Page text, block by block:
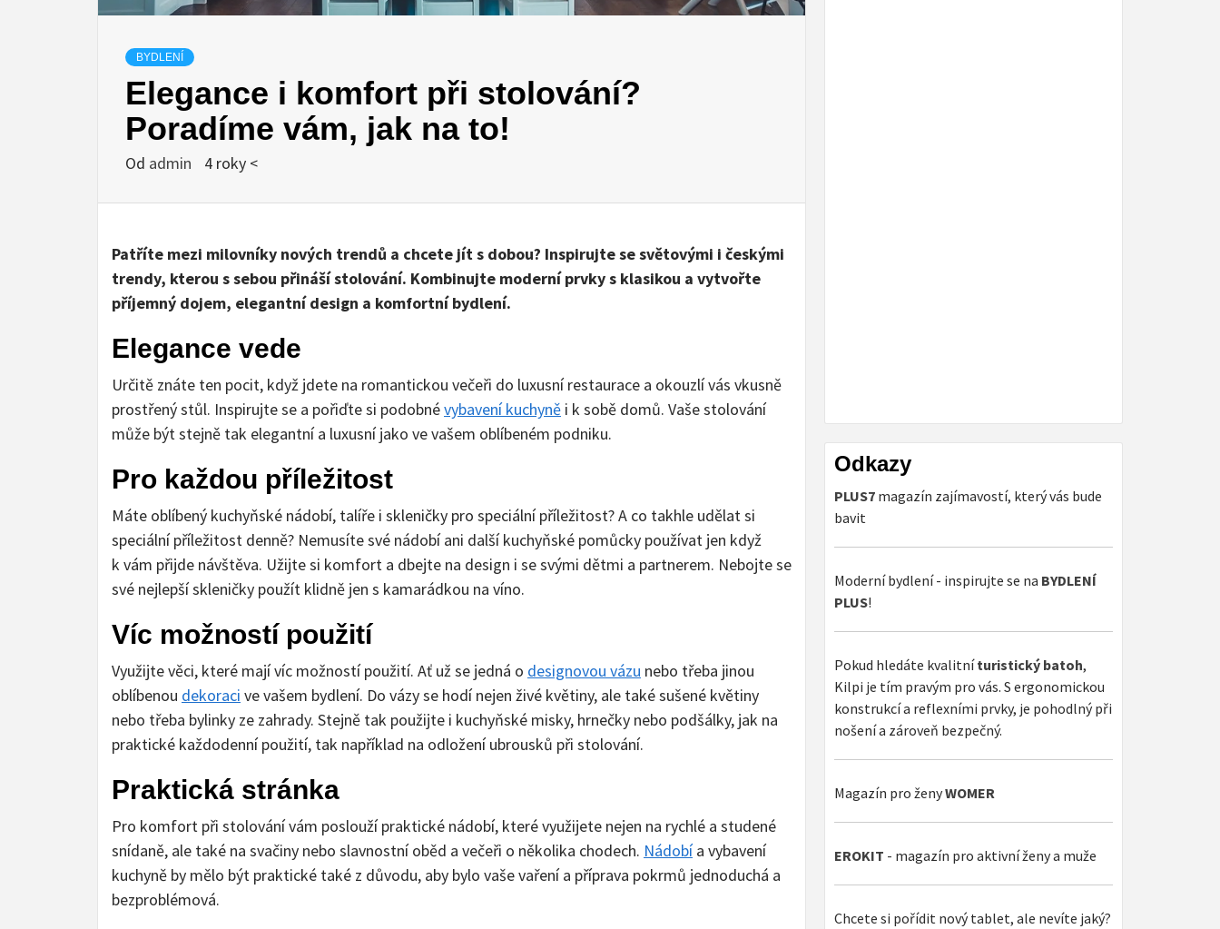
BYDLENÍ
Elegance i komfort při stolování?
Poradíme vám, jak na to!
Od admin 4 roky <
Patříte mezi milovníky nových trendů a chcete jít s dobou? Inspirujte se světovými i českými
trendy, kterou s sebou přináší stolování. Kombinujte moderní prvky s klasikou a vytvořte
příjemný dojem, elegantní design a komfortní bydlení.
Elegance vede
Určitě znáte ten pocit, když jdete na romantickou večeři do luxusní restaurace a okouzlí vás vkusně
prostřený stůl. Inspirujte se a pořiďte si podobnévybavení kuchyně i k sobě domů. Vaše stolování
může být stejně tak elegantní a luxusní jako ve vašem oblíbeném podniku.
Pro každou příležitost
Máte oblíbený kuchyňské nádobí, talíře i skleničky pro speciální příležitost? A co takhle udělat si
speciální příležitost denně? Nemusíte své nádobí ani další kuchyňské pomůcky používat jen když
k vám přijde návštěva. Užijte si komfort a dbejte na design i se svými dětmi a partnerem. Nebojte se
své nejlepší skleničky použít klidně jen s kamarádkou na víno.
Víc možností použití
Využijte věci, které mají víc možností použití. Ať už se jedná o designovou vázu nebo třeba jinou
oblíbenou dekoraci ve vašem bydlení. Do vázy se hodí nejen živé květiny, ale také sušené květiny
nebo třeba bylinky ze zahrady. Stejně tak použijte i kuchyňské misky, hrnečky nebo podšálky, jak na
praktické každodenní použití, tak například na odložení ubrousků při stolování.
Praktická stránka
Pro komfort při stolování vám poslouží praktické nádobí, které využijete nejen na rychlé a studené
snídaně, ale také na svačiny nebo slavnostní oběd a večeři o několika chodech. Nádobía vybavení
kuchyně by mělo být praktické také z důvodu, aby bylo vaše vaření a příprava pokrmů jednoduchá a
bezproblémová.
Odkazy
PLUS7 magazín zajímavostí, který vás bude
bavit
Moderní bydlení - inspirujte se na BYDLENÍ
PLUS!
Pokud hledáte kvalitníturistický batoh,
Kilpi je tím pravým pro vás. S ergonomickou
konstrukcí a reflexními prvky, je pohodlný při
nošení a zároveň bezpečný.
Magazín pro ženyWOMER
EROKIT - magazín pro aktivní ženy a muže
Chcete si pořídit nový tablet, ale nevíte jaký?